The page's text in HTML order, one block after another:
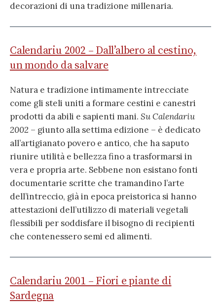
decorazioni di una tradizione millenaria.
Calendariu 2002 – Dall’albero al cestino,
un mondo da salvare
Natura e tradizione intimamente intrecciate
come gli steli uniti a formare cestini e canestri
prodotti da abili e sapienti mani. Su Calendariu
2002 – giunto alla settima edizione – è dedicato
all’artigianato povero e antico, che ha saputo
riunire utilità e bellezza fino a trasformarsi in
vera e propria arte. Sebbene non esistano fonti
documentarie scritte che tramandino l’arte
dell’intreccio, già in epoca preistorica si hanno
attestazioni dell’utilizzo di materiali vegetali
flessibili per soddisfare il bisogno di recipienti
che contenessero semi ed alimenti.
Calendariu 2001 – Fiori e piante di
Sardegna